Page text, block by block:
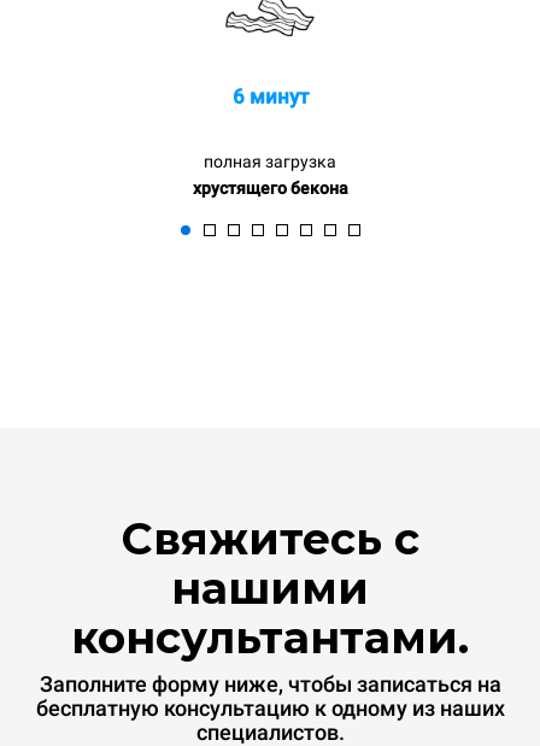
6 минут
полная загрузка
хрустящего бекона
Свяжитесь с
нашими
консультантами.
Заполните форму ниже, чтобы записаться на
бесплатную консультацию к одному из наших
специалистов.